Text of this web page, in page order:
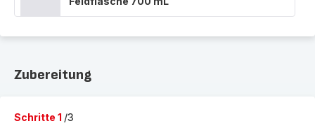
Zubereitung
Schritte 1 /3